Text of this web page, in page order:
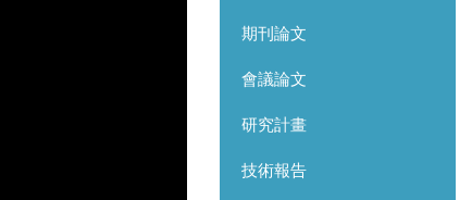
期刊論文
會議論文
研究計畫
技術報告